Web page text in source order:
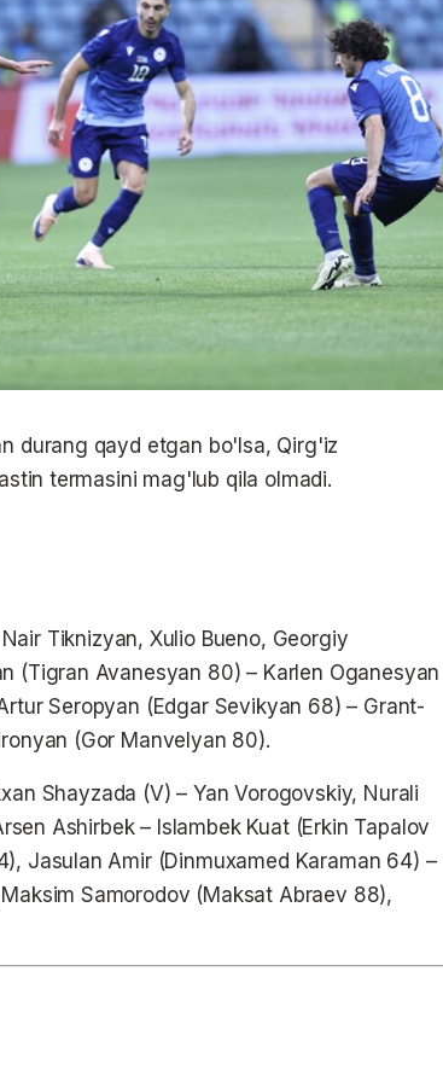
durang qayd etgan bo'lsa, Qirg'iz
termasini mag'lub qila olmadi.
Tiknizyan, Xulio Bueno, Georgiy
(Tigran Avanesyan 80) – Karlen Oganesyan
Seropyan (Edgar Sevikyan 68) – Grant-
(Gor Manvelyan 80).
Shayzada (V) – Yan Vorogovskiy, Nurali
Ashirbek – Islambek Kuat (Erkin Tapalov
Jasulan Amir (Dinmuxamed Karaman 64) –
Samorodov (Maksat Abraev 88),